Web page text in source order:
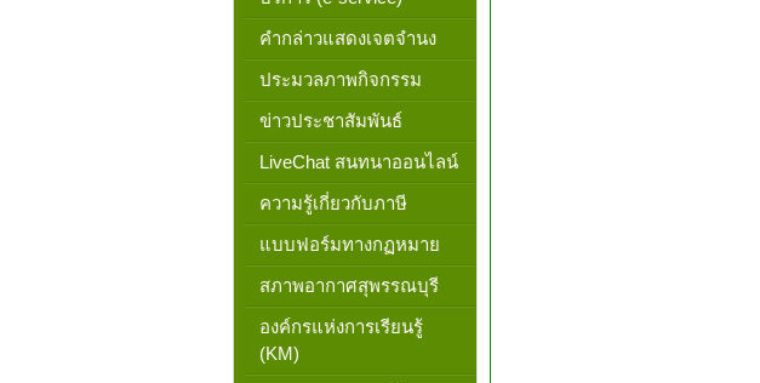
คำกล่าวแสดงเจตจำนง
ประมวลภาพกิจกรรม
ข่าวประชาสัมพันธ์
LiveChat สนทนาออนไลน์
ความรู้เกี่ยวกับภาษี
แบบฟอร์มทางกฏหมาย
สภาพอากาศสุพรรณบุรี
องค์กรแห่งการเรียนรู้
(KM)